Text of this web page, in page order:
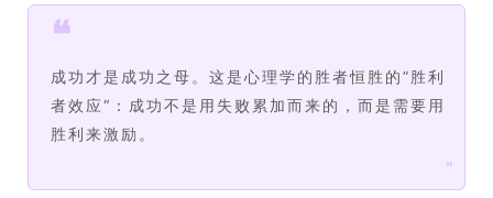
❝
成功才是成功之母。这是心理学的胜者恒胜的”胜利
者效应“：成功不是用失败累加而来的，而是需要用
胜利来激励。
❞